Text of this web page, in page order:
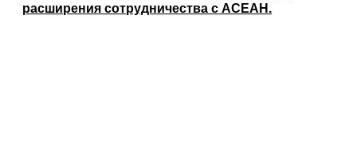
расширения сотрудничества с АСЕАН.